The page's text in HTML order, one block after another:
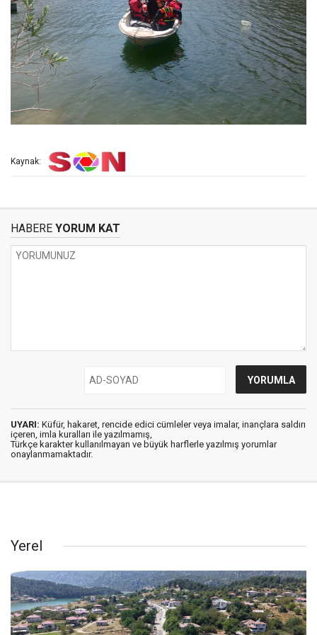
Kaynak:
HABERE YORUM KAT
UYARI: Küfür, hakaret, rencide edici cümleler veya imalar, inançlara saldırı
içeren, imla kuralları ile yazılmamış,
Türkçe karakter kullanılmayan ve büyük harflerle yazılmış yorumlar
onaylanmamaktadır.
Yerel